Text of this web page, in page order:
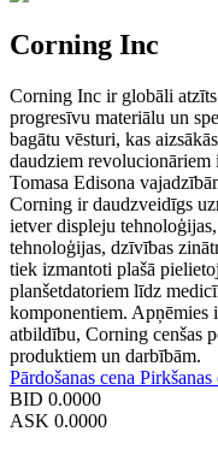
Corning Inc
Corning Inc ir globāli
progresīvu materiālu un
bagātu vēsturi, kas
daudziem
Tomasa Edisona
Corning ir daudzveidīgs
ietver displeju
tehnoloģijas, dzīvības
tiek izmantoti plašā
planšetdatoriem līdz
komponentiem.
atbildību, Corning cenšas
produktiem un darbībām.
Pārdošanas cena Pirkšanas
BID 0.0000
ASK 0.0000